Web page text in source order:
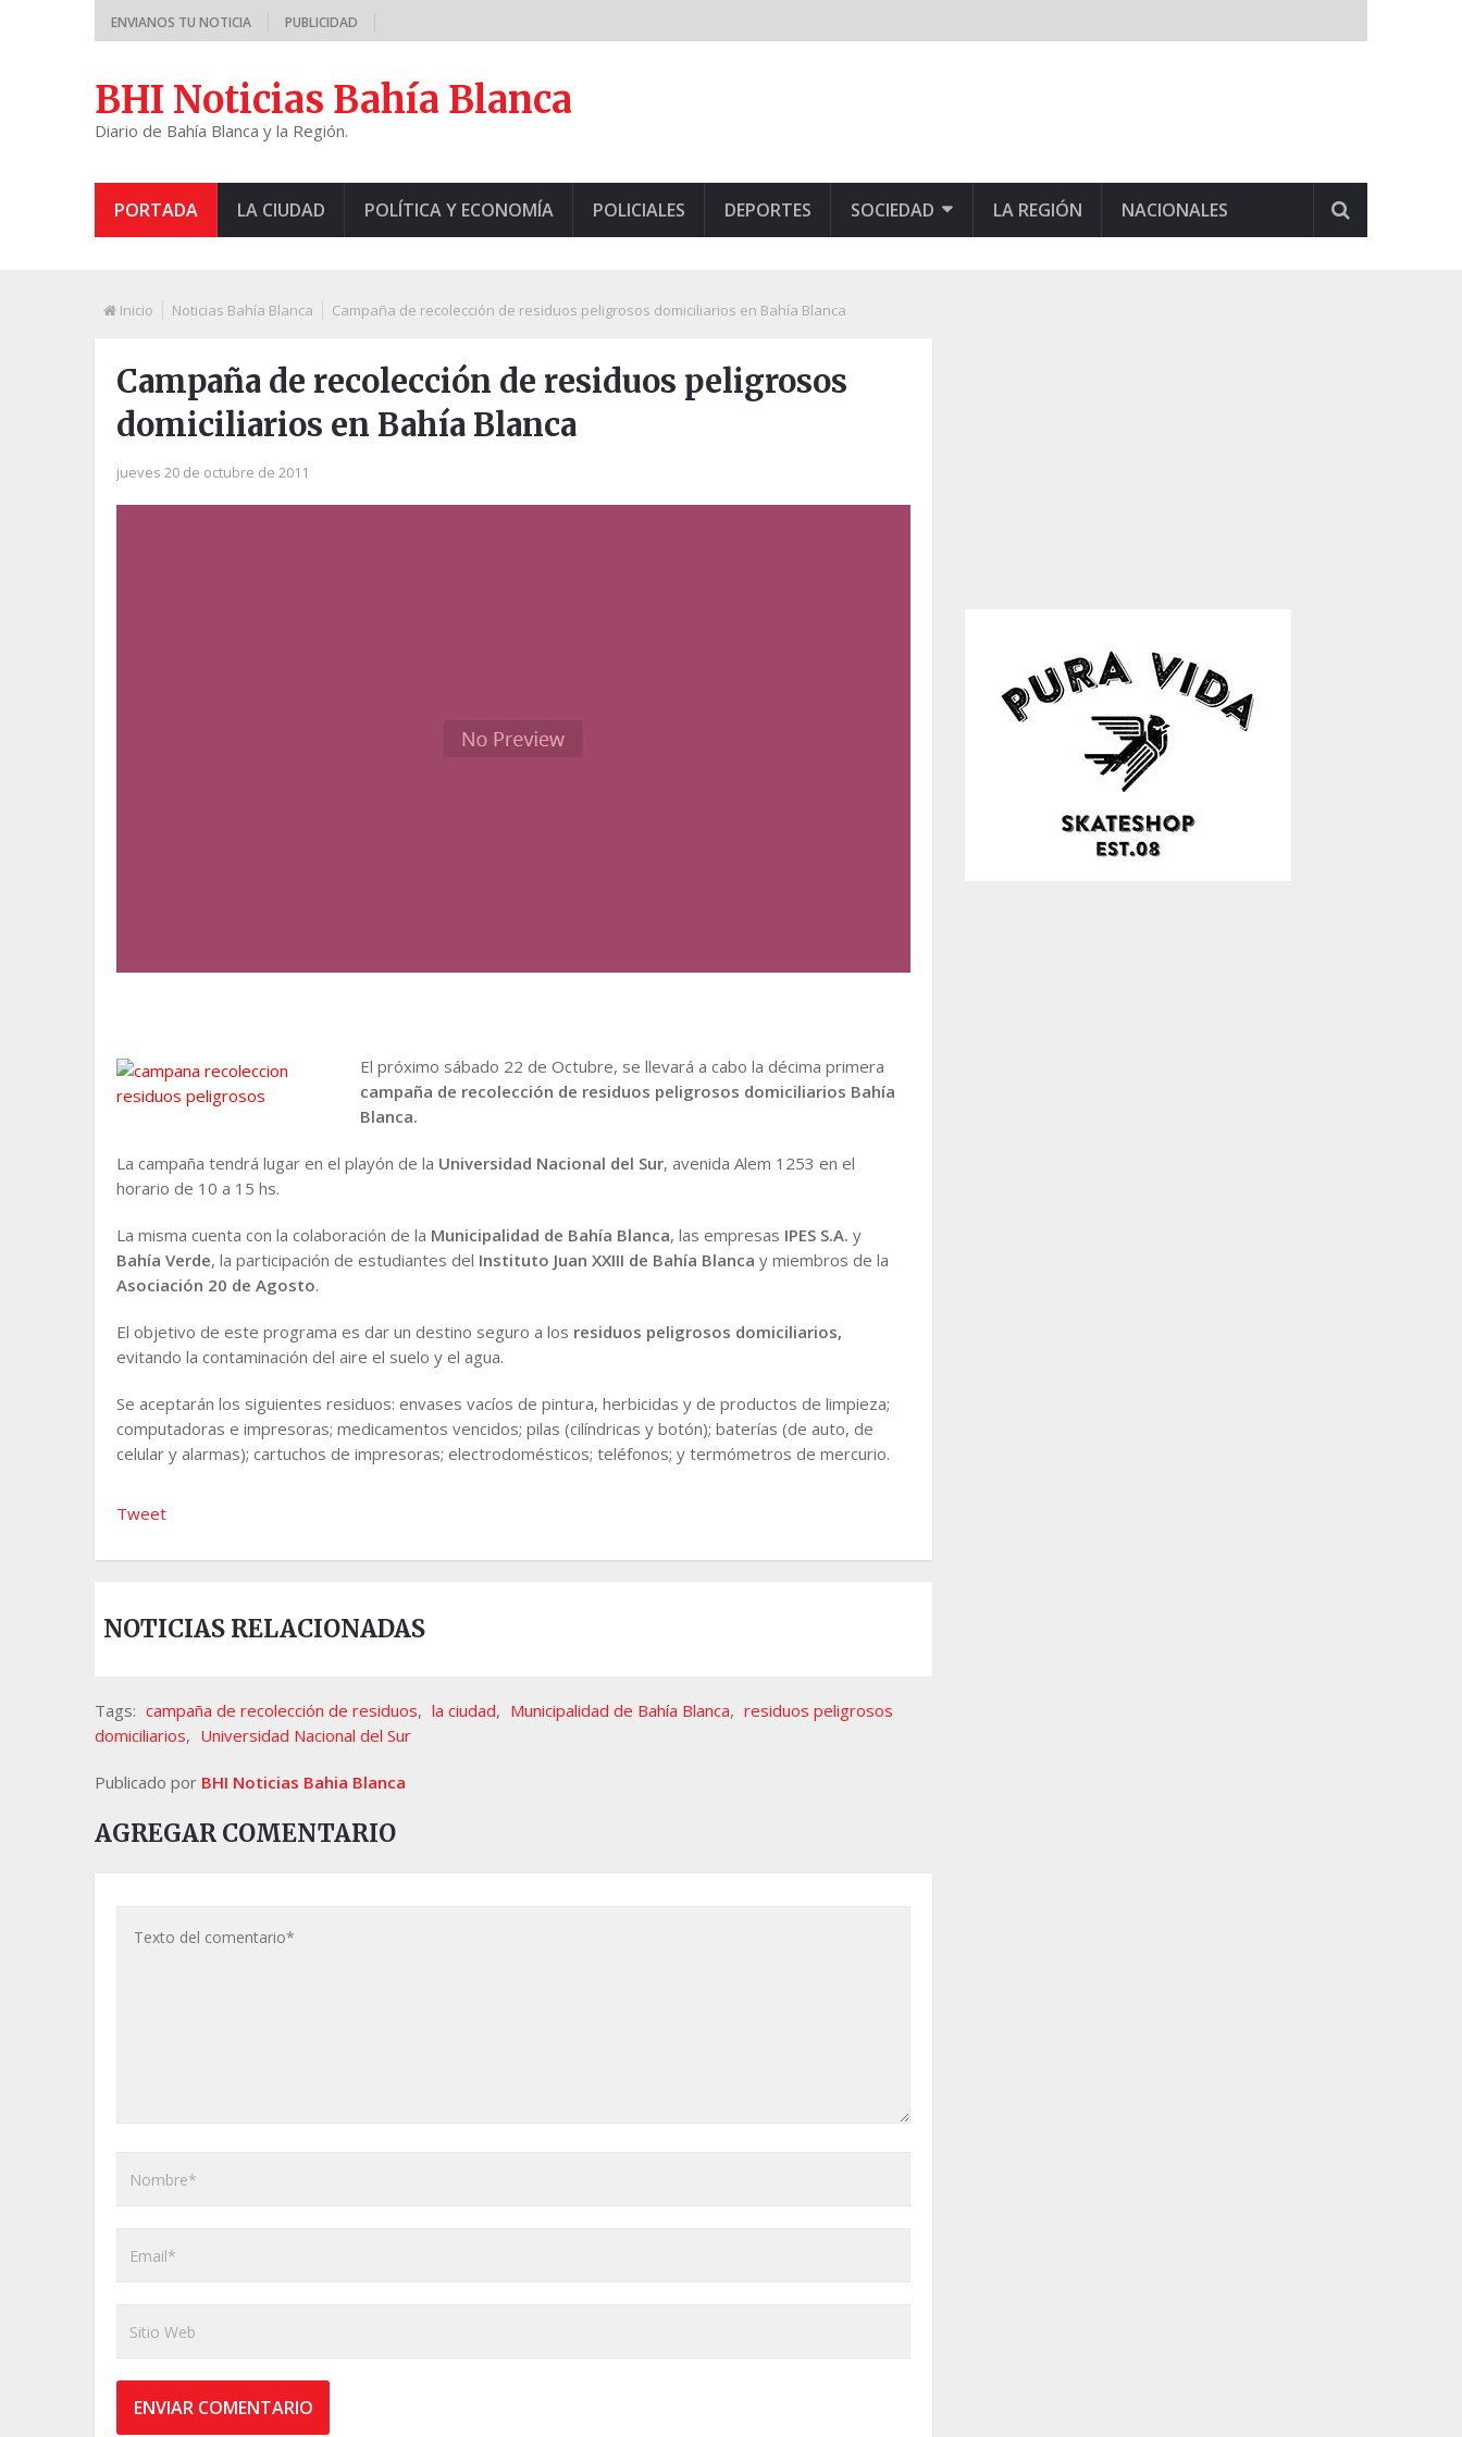
ENVIANOS TU NOTICIA PUBLICIDAD
BHI Noticias Bahía Blanca
Diario de Bahía Blanca y la Región.
PORTADA LA CIUDAD POLÍTICA Y ECONOMÍA POLICIALES DEPORTES SOCIEDAD LA REGIÓN NACIONALES
Inicio Noticias Bahía Blanca Campaña de recolección de residuos peligrosos domiciliarios en Bahía Blanca
Campaña de recolección de residuos peligrosos
domiciliarios en Bahía Blanca
jueves 20 de octubre de 2011
El próximo sábado 22 de Octubre, se llevará a cabo la décima primera
campaña de recolección de residuos peligrosos domiciliarios Bahía
Blanca.
La campaña tendrá lugar en el playón de la Universidad Nacional del Sur, avenida Alem 1253 en el
horario de 10 a 15 hs.
La misma cuenta con la colaboración de la Municipalidad de Bahía Blanca, las empresas IPES S.A. y
Bahía Verde, la participación de estudiantes del Instituto Juan XXIII de Bahía Blanca y miembros de la
Asociación 20 de Agosto.
El objetivo de este programa es dar un destino seguro a los residuos peligrosos domiciliarios,
evitando la contaminación del aire el suelo y el agua.
Se aceptarán los siguientes residuos: envases vacíos de pintura, herbicidas y de productos de limpieza;
computadoras e impresoras; medicamentos vencidos; pilas (cilíndricas y botón); baterías (de auto, de
celular y alarmas); cartuchos de impresoras; electrodomésticos; teléfonos; y termómetros de mercurio.
Tweet
NOTICIAS RELACIONADAS
Tags: campaña de recolección de residuos, la ciudad, Municipalidad de Bahía Blanca, residuos peligrosos
domiciliarios, Universidad Nacional del Sur
Publicado por BHI Noticias Bahia Blanca
AGREGAR COMENTARIO